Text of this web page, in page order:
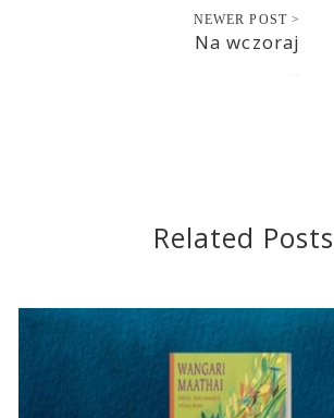
NEWER POST >
Na wczoraj
Related Posts